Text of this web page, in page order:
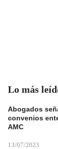
Lo más
Abogados
convenios
AMC
13/07/2023